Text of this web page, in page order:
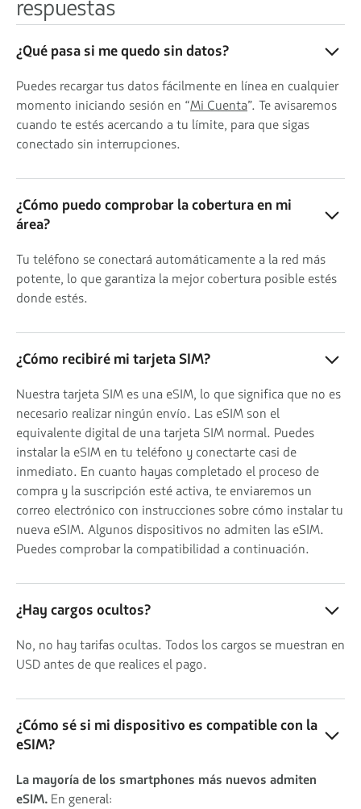
respuestas
¿Qué pasa si me quedo sin datos?
Puedes recargar tus datos fácilmente en línea en cualquier
momento iniciando sesión en “Mi Cuenta”. Te avisaremos
cuando te estés acercando a tu límite, para que sigas
conectado sin interrupciones.
¿Cómo puedo comprobar la cobertura en mi
área?
Tu teléfono se conectará automáticamente a la red más
potente, lo que garantiza la mejor cobertura posible estés
donde estés.
¿Cómo recibiré mi tarjeta SIM?
Nuestra tarjeta SIM es una eSIM, lo que significa que no es
necesario realizar ningún envío. Las eSIM son el
equivalente digital de una tarjeta SIM normal. Puedes
instalar la eSIM en tu teléfono y conectarte casi de
inmediato. En cuanto hayas completado el proceso de
compra y la suscripción esté activa, te enviaremos un
correo electrónico con instrucciones sobre cómo instalar tu
nueva eSIM. Algunos dispositivos no admiten las eSIM.
Puedes comprobar la compatibilidad a continuación.
¿Hay cargos ocultos?
No, no hay tarifas ocultas. Todos los cargos se muestran en
USD antes de que realices el pago.
¿Cómo sé si mi dispositivo es compatible con la
eSIM?
La mayoría de los smartphones más nuevos admiten
eSIM. En general: